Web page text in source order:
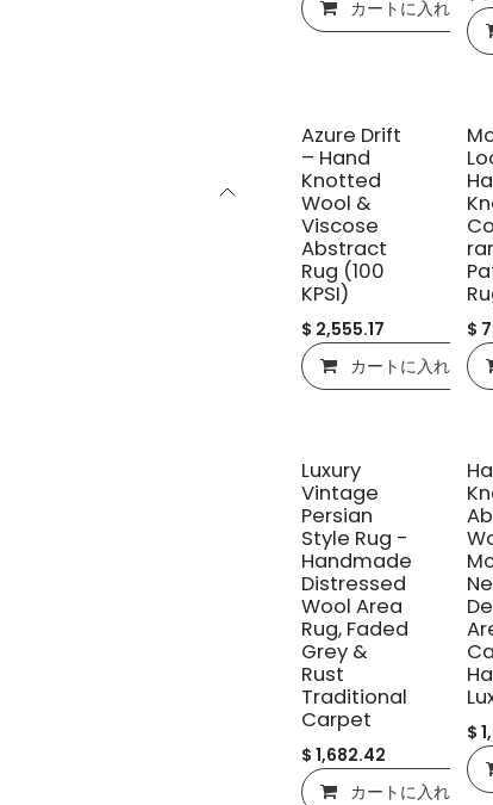
カートに入れる
新規!
Azure Drift
– Hand
Knotted
Wool &
Viscose
Abstract
Rug (100
KPSI)
$ 2,555.17
カートに入れる
$
新規!
Luxury
Vintage
Persian
Style Rug -
Handmade
Distressed
Wool Area
Rug, Faded
Grey &
Rust
Traditional
Carpet
$ 1,682.42
カートに入れる
$